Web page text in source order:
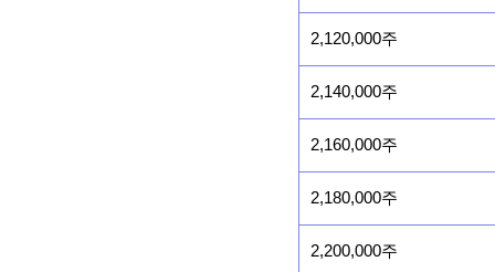
2,120,000주
2,140,000주
2,160,000주
2,180,000주
2,200,000주